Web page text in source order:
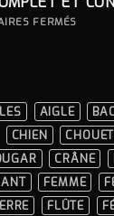
À
FERMÉS
?
GUIDE
ET
AIGLE
CHIEN
CRÂNE
FEMME
FLÛTE